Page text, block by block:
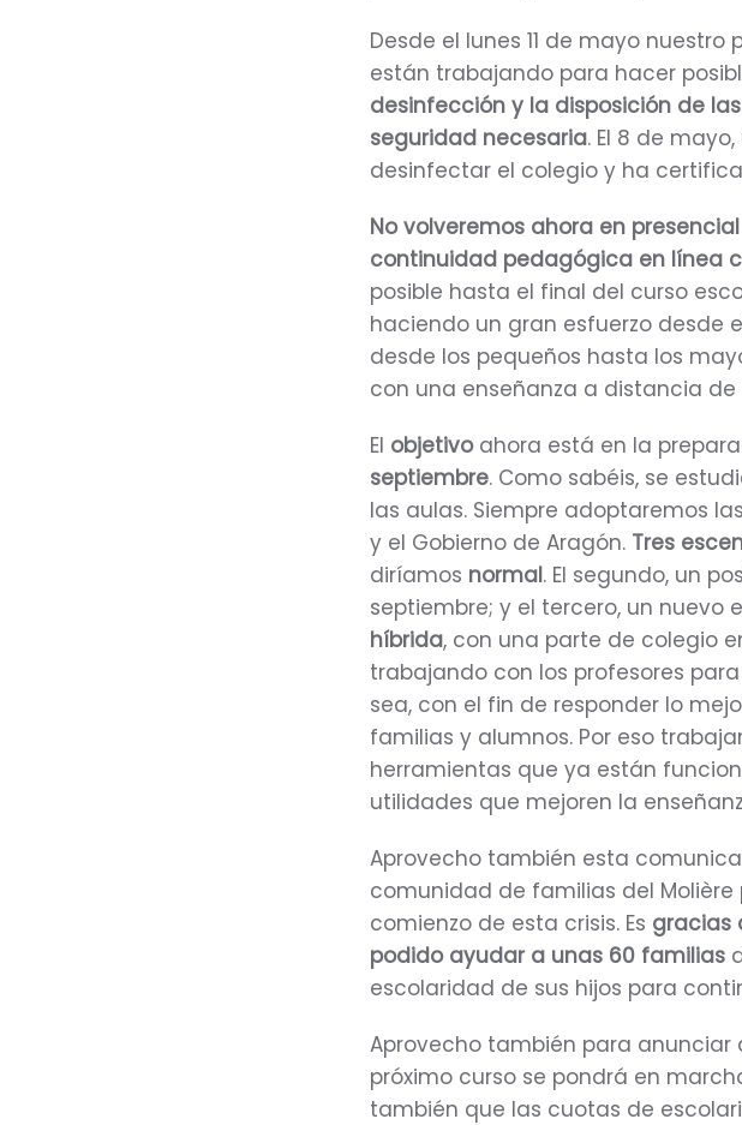
Desde el lunes 11 de mayo
están trabajando para hacer
desinfección y la disposición de
seguridad necesaria. El 8 de
desinfectar el colegio y ha
No volveremos ahora en
continuidad pedagógica en línea
posible hasta el final del curso
haciendo un gran esfuerzo desde
desde los pequeños hasta los
con una enseñanza a distancia
El objetivoahora está en la
septiembre. Como sabéis, se
las aulas. Siempre adoptaremos
y el Gobierno de Aragón. Tres
diríamos normal. El segundo, un
septiembre; y el tercero, un nuevo
híbrida, con una parte de colegio
trabajando con los profesores
sea, con el fin de responder lo
familias y alumnos. Por eso
herramientas que ya están
utilidades que mejoren la
Aprovecho también esta
comunidad de familias del
comienzo de esta crisis. Es gracias
podido ayudar a unas 60 familias
escolaridad de sus hijos para
Aprovecho también para anunciar
próximo curso se pondrá en
también que las cuotas de